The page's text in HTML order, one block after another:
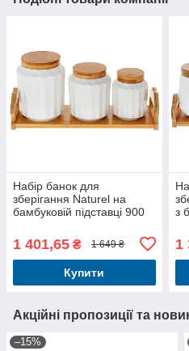
Набір банок для
зберігання Naturel на
бамбуковій підставці 900
1 401,65 ₴ 1 649 ₴
Купити
з
1
Акційні пропозиції та
–15%